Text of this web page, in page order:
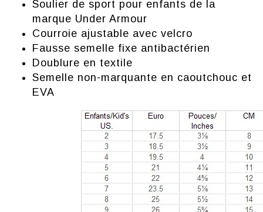
Soulier de sport pour enfants de la
marque Under Armour
Courroie ajustable avec velcro
Fausse semelle fixe antibactérien
Doublure en textile
Semelle non-marquante en caoutchouc et
EVA